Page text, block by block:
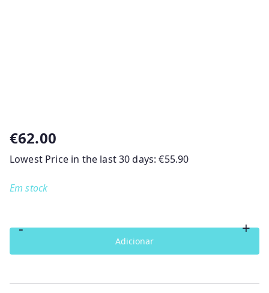
€62.00
Lowest Price in the last 30 days:€55.90
Em stock
-
de
-
+
Adicionar